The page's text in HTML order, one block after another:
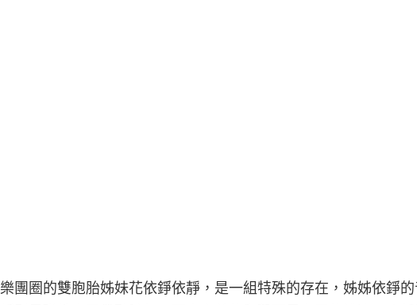
樂團圈的雙胞胎姊妹花依錚依靜，是一組特殊的存在，姊姊依錚